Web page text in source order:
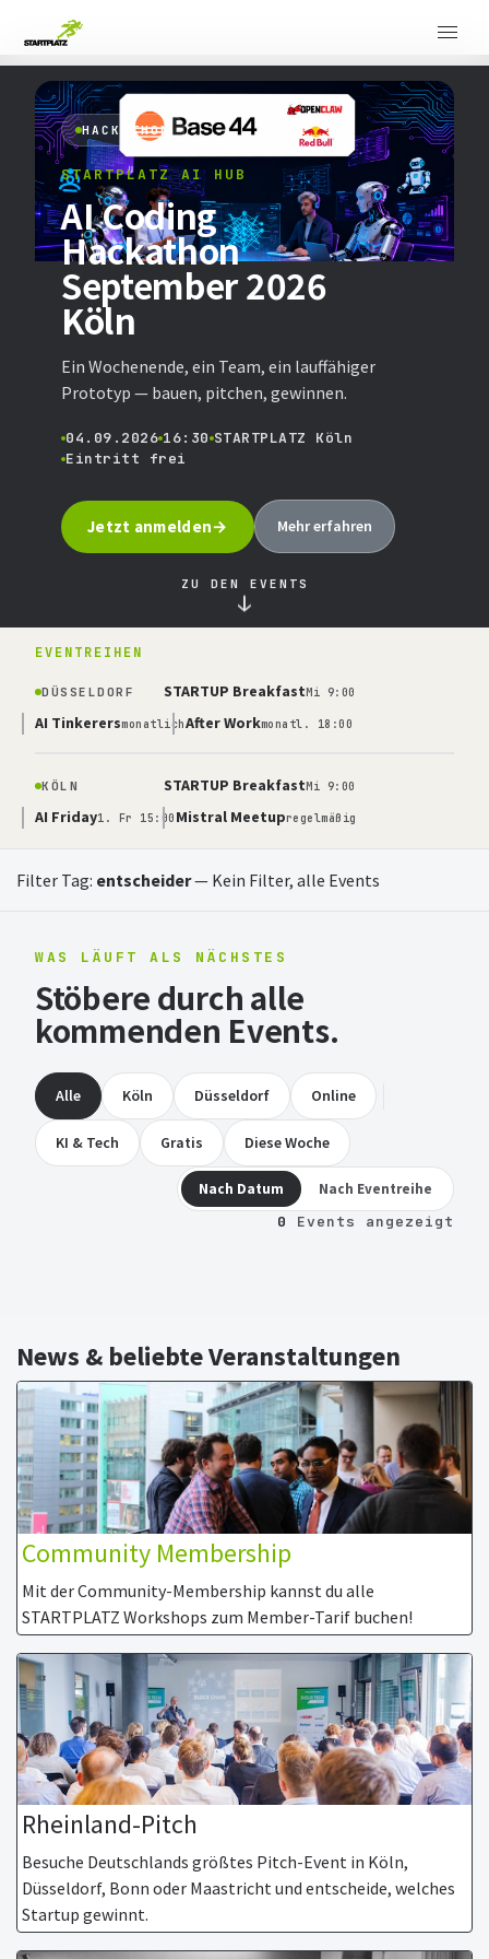
HACKATHON
STARTPLATZ AI HUB
AI Coding
Hackathon
September 2026
Köln
Ein Wochenende, ein Team, ein lauffähiger
Prototyp — bauen, pitchen, gewinnen.
04.09.2026 16:30 STARTPLATZ Köln
Eintritt frei
Jetzt anmelden Mehr erfahren
ZU DEN EVENTS
↓
EVENTREIHEN
DÜSSELDORF STARTUP BreakfastMi 9:00
AI TinkerersmonatlichAfter Workmonatl. 18:00
KÖLN STARTUP BreakfastMi 9:00
AI Friday1. Fr 15:00 Mistral Meetupregelmäßig
Filter Tag: entscheider— Kein Filter, alle Events
WAS LÄUFT ALS NÄCHSTES
Stöbere durch alle
kommenden Events.
Alle Köln Düsseldorf Online
KI & Tech Gratis Diese Woche
Nach Datum
Nach Eventreihe
0
Events angezeigt
News & beliebte Veranstaltungen
Community Membership
Mit der Community-Membership kannst du alle
STARTPLATZ Workshops zum Member-Tarif buchen!
Rheinland-Pitch
Besuche Deutschlands größtes Pitch-Event in Köln,
Düsseldorf, Bonn oder Maastricht und entscheide, welches
Startup gewinnt.